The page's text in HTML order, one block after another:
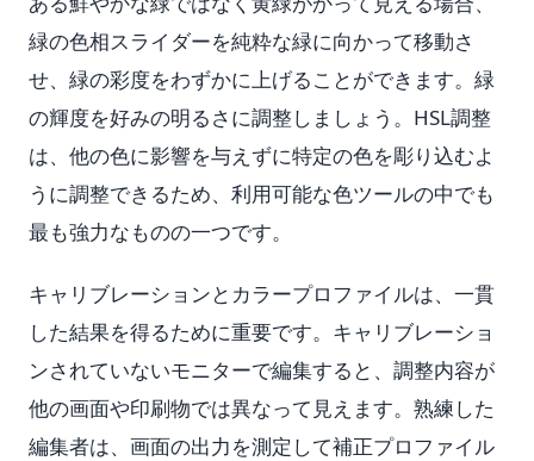
緑の色相スライダーを純粋な緑に向かって移動さ
せ、緑の彩度をわずかに上げることができます。緑
の輝度を好みの明るさに調整しましょう。HSL調整
は、他の色に影響を与えずに特定の色を彫り込むよ
うに調整できるため、利用可能な色ツールの中でも
最も強力なものの一つです。
キャリブレーションとカラープロファイルは、一貫
した結果を得るために重要です。キャリブレーショ
ンされていないモニターで編集すると、調整内容が
他の画面や印刷物では異なって見えます。熟練した
編集者は、画面の出力を測定して補正プロファイル